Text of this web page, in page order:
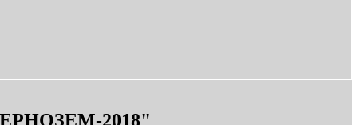
2018"